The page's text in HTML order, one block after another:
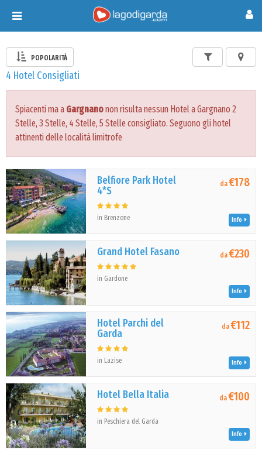
Toggle
navigation
POPOLARITÀ
4 Hotel Consigliati
Spiacenti ma a Gargnanonon risulta nessun Hotel a Gargnano 2
Stelle, 3 Stelle, 4 Stelle, 5 Stelle consigliato. Seguono gli hotel
attinenti delle località limitrofe
Belfiore Park Hotel
4*S
in Brenzone
da€178
Info
Grand Hotel Fasano
in Gardone
da€230
Info
Hotel Parchi del
Garda
in Lazise
da€112
Info
Hotel Bella Italia
in Peschiera del Garda
da€100
Info